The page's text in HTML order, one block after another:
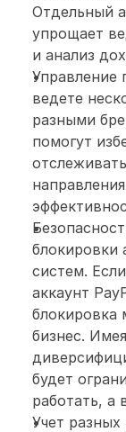
Отдельный
упрощает
и анализ
Управление
ведете
разными
помогут
блокировки
систем.
аккаунт
блокировка
бизнес.
будет
работать, а
Учет